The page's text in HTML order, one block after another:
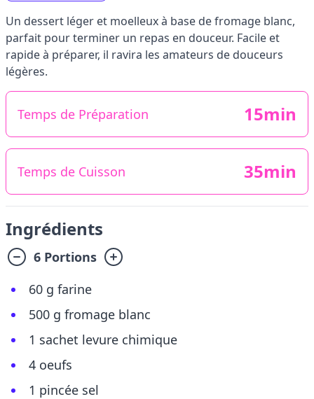
Un dessert léger et moelleux à base de fromage blanc,
parfait pour terminer un repas en douceur. Facile et
rapide à préparer, il ravira les amateurs de douceurs
légères.
Temps de Préparation 15min
Temps de Cuisson 35min
Ingrédients
6 Portions
60 g farine
500 g fromage blanc
1 sachet levure chimique
4 oeufs
1 pincée sel